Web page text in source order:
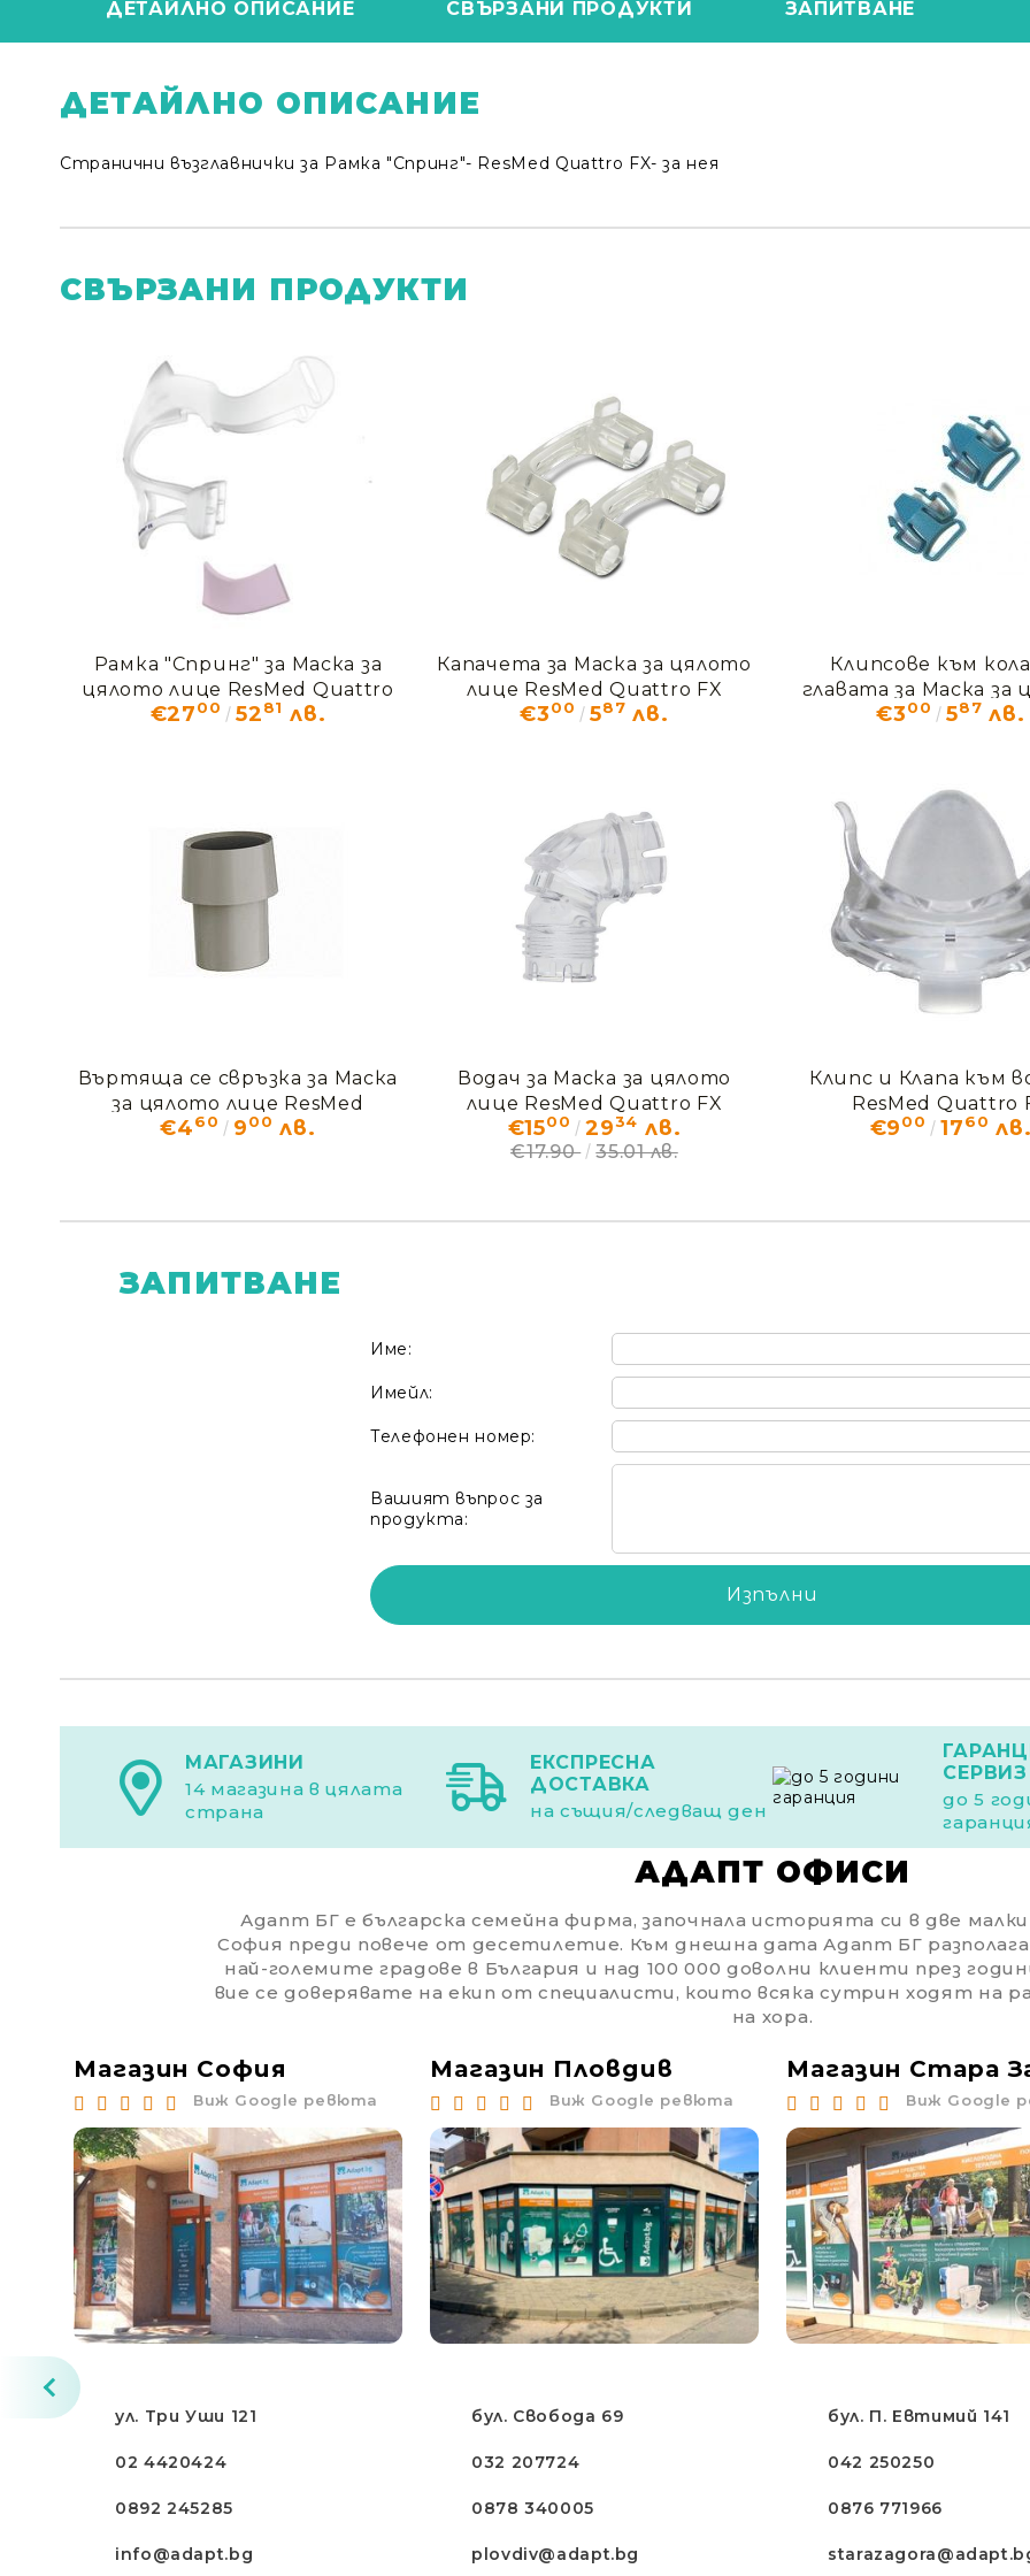
Моят профил
Вход Регистрация
ДЕТАЙЛНО ОПИСАНИЕ СВЪРЗАНИ ПРОДУКТИ ЗАПИТВАНЕ
ДЕТАЙЛНО ОПИСАНИЕ
Странични възглавнички за Рамка "Спринг"- ResMed Quattro FX- за нея
СВЪРЗАНИ ПРОДУКТИ
Рамка "Спринг" за Маска за
цялото лице ResMed Quattro
FX за нея
€2700 5281 лв.
Капачета за Маска за цялото
лице ResMed Quattro FX
€300 587 лв.
Клипсове към
главата за Маска за
лице ResMed
€300 587 лв.
Въртяща се свръзка за Маска
за цялото лице ResMed
Quattro FX
€460 900 лв.
Водач за Маска за цялото
лице ResMed Quattro FX
€1500 2934 лв.
€17.90 35.01 лв.
Клипс и Клапа към
ResMed Quattro
€900 1760 лв.
ЗАПИТВАНЕ
Име:
Имейл:
Телефонен номер:
Вашият въпрос за
продукта:
МАГАЗИНИ
14 магазина в цялата
страна
ЕКСПРЕСНА
ДОСТАВКА
на същия/следващ ден
СЕРВИЗ
до 5
АДАПТ ОФИСИ
Адапт БГ е българска семейна фирма, започнала историята си в две малки
София преди повече от десетилетие. Към днешна дата Адапт БГ
най-големите градове в България и над 100 000 доволни клиенти през
вие се доверявате на екип от специалисти, които всяка сутрин ходят на
на хора.
Магазин София
Виж Google ревюта
ул. Три Уши 121
02 4420424
0892 245285
info@adapt.bg
Магазин Пловдив
Виж Google ревюта
бул. Свобода 69
032 207724
0878 340005
plovdiv@adapt.bg
Магазин Стара
Виж Google
бул. П. Евтимий 141
042 250250
0876 771966